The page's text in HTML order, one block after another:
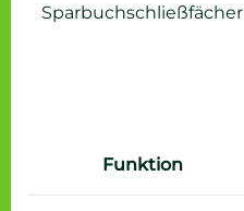
Sparbuchschließfächer
Funktion